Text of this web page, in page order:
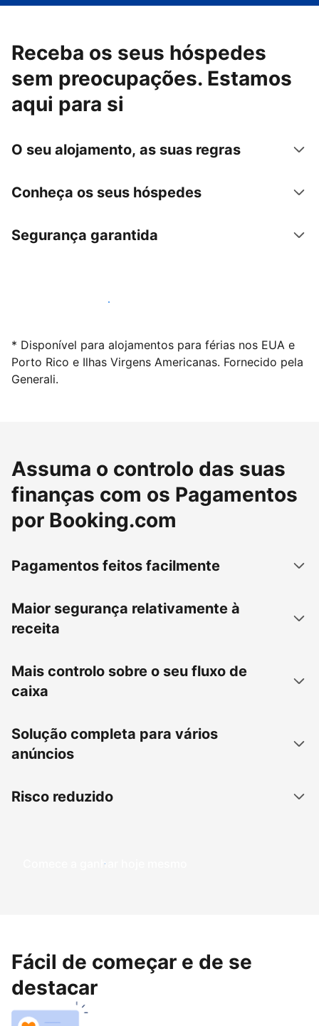
Receba os seus hóspedes
sem preocupações. Estamos
aqui para si
O seu alojamento, as suas regras
Conheça os seus hóspedes
Segurança garantida
Anuncie connosco hoje mesmo
* Disponível para alojamentos para férias nos EUA e
Porto Rico e Ilhas Virgens Americanas. Fornecido pela
Generali.
Assuma o controlo das suas
finanças com os Pagamentos
por Booking.com
Pagamentos feitos facilmente
Maior segurança relativamente à
receita
Mais controlo sobre o seu fluxo de
caixa
Solução completa para vários
anúncios
Risco reduzido
Comece a ganhar hoje mesmo
Fácil de começar e de se
destacar